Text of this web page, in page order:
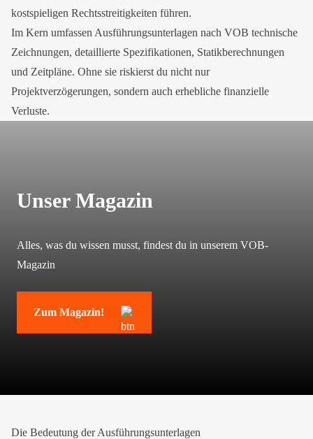
kostspieligen Rechtsstreitigkeiten führen.
Im Kern umfassen Ausführungsunterlagen nach VOB technische
Zeichnungen, detaillierte Spezifikationen, Statikberechnungen
und Zeitpläne. Ohne sie riskierst du nicht nur
Projektverzögerungen, sondern auch erhebliche finanzielle
Verluste.
Unser Magazin
Alles, was du wissen musst, findest du in unserem VOB-
Magazin
Zum Magazin!
Die Bedeutung der Ausführungsunterlagen